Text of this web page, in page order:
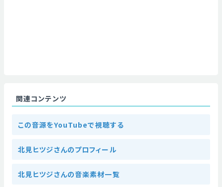
関連コンテンツ
この音源をYouTubeで視聴する
北見ヒツジさんのプロフィール
北見ヒツジさんの音楽素材一覧